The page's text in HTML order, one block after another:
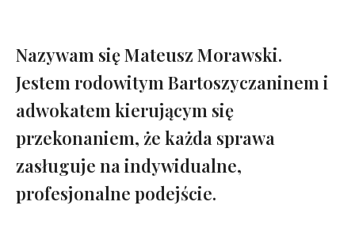
Nazywam się Mateusz Morawski.
Jestem rodowitym Bartoszyczaninem i
adwokatem kierującym się
przekonaniem, że każda sprawa
zasługuje na indywidualne,
profesjonalne podejście.